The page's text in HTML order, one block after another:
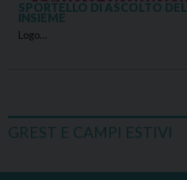
SPORTELLO DI ASCOLTO
INSIEME
Logo…
GREST E CAMPI ESTIVI